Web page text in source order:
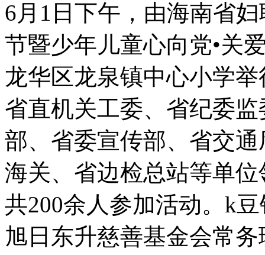
6月1日下午，由海南省
节暨少年儿童心向党•关
龙华区龙泉镇中心小学
省直机关工委、省纪委
部、省委宣传部、省交
海关、省边检总站等单
共200余人参加活动。k
旭日东升慈善基金会常